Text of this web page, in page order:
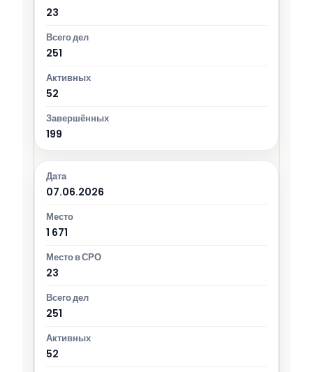
23
251
52
199
07.06.2026
1 671
23
251
52